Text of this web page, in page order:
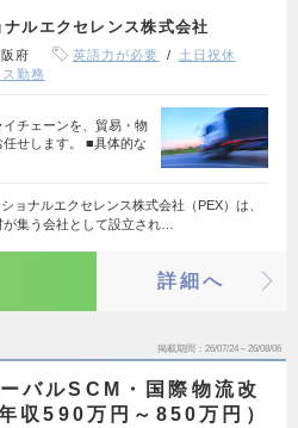
ルエクセレンス株式会社
府 英語力が必要
土日祝休
勤務
チェーンを、貿易・物
せします。 ■具体的な
ョナルエクセレンス株式会社（PEX）は、
が集う会社として設立され…
詳細へ
掲載期間 26/07/24～26/08/06
バルSCM・国際物流改
収590万円～850万円）